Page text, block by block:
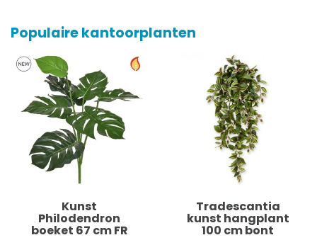
Populaire kantoorplanten
Kunst
Philodendron
boeket 67 cm FR
Tradescantia
kunst hangplant
100 cm bont